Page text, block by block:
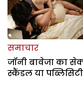
समाचार
जॉनी बावेजा का
स्कैंडल या